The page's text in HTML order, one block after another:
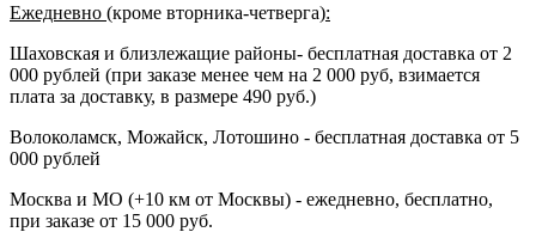
Ежедневно (кроме вторника-четверга):
Шаховская и близлежащие районы- бесплатная доставка от 2
000 рублей (при заказе менее чем на 2 000 руб, взимается
плата за доставку, в размере 490 руб.)
Волоколамск, Можайск, Лотошино - бесплатная доставка от 5
000 рублей
Москва и МО (+10 км от Москвы) - ежедневно, бесплатно,
при заказе от 15 000 руб.